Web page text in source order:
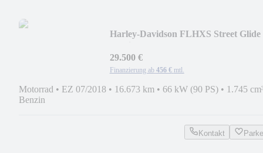
Harley-Davidson FLHXS Street Glide
29.500 €
Finanzierung ab 456 € mtl.
Motorrad • EZ 07/2018 • 16.673 km • 66 kW (90 PS) • 1.745
Benzin
Kontakt